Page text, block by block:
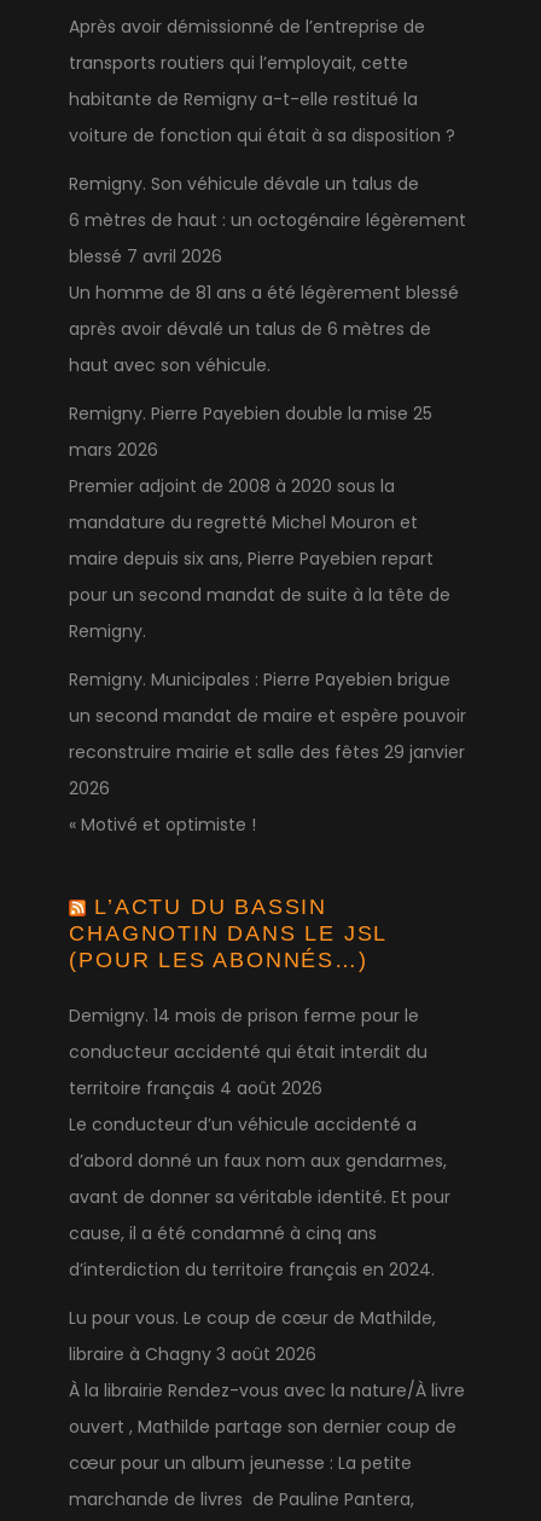
Après avoir démissionné de l’entreprise de
transports routiers qui l’employait, cette
habitante de Remigny a-t-elle restitué la
voiture de fonction qui était à sa disposition ?
Remigny. Son véhicule dévale un talus de
6 mètres de haut : un octogénaire légèrement
blessé 7 avril 2026
Un homme de 81 ans a été légèrement blessé
après avoir dévalé un talus de 6 mètres de
haut avec son véhicule.
Remigny. Pierre Payebien double la mise 25
mars 2026
Premier adjoint de 2008 à 2020 sous la
mandature du regretté Michel Mouron et
maire depuis six ans, Pierre Payebien repart
pour un second mandat de suite à la tête de
Remigny.
Remigny. Municipales : Pierre Payebien brigue
un second mandat de maire et espère pouvoir
reconstruire mairie et salle des fêtes 29 janvier
2026
« Motivé et optimiste !
L’ACTU DU BASSIN
CHAGNOTIN DANS LE JSL
(POUR LES ABONNÉS…)
Demigny. 14 mois de prison ferme pour le
conducteur accidenté qui était interdit du
territoire français 4 août 2026
Le conducteur d’un véhicule accidenté a
d’abord donné un faux nom aux gendarmes,
avant de donner sa véritable identité. Et pour
cause, il a été condamné à cinq ans
d’interdiction du territoire français en 2024.
Lu pour vous. Le coup de cœur de Mathilde,
libraire à Chagny 3 août 2026
À la librairie Rendez-vous avec la nature/À livre
ouvert , Mathilde partage son dernier coup de
cœur pour un album jeunesse : La petite
marchande de livres de Pauline Pantera,